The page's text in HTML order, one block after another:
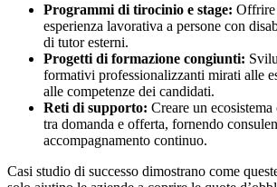
Programmi di tirocinio e stage: Offrire
esperienza lavorativa a persone con
di tutor esterni.
Progetti di formazione congiunti:
formativi professionalizzanti mirati alle
alle competenze dei candidati.
Reti di supporto: Creare un
tra domanda e offerta, fornendo
accompagnamento continuo.
Casi studio di successo dimostrano come